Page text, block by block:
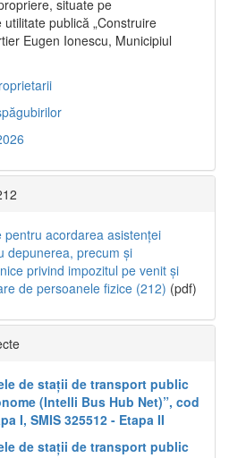
situate pe
publică „Construire
Eugen Ionescu, Municipiul
pentru acordarea asistenței
depunerea, precum și
privind impozitul pe venit și
de persoanele fizice (212) (pdf)
de stații de transport public
(Intelli Bus Hub Net)”, cod
I, SMIS 325512 - Etapa II
de stații de transport public